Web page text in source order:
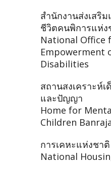
สำนักงานส่งเส
ชีวิตคนพิการแห่ง
National Office
Empowerment
Disabilities
สถานสงเคราะห์
และปัญญา
Home for
Children
การเคหะแห่งชาติ
National